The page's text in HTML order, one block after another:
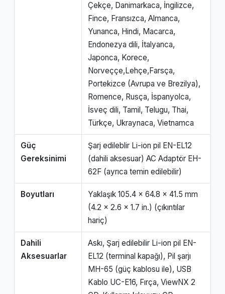
Çekçe, Danimarkaca, İngilizce,
Fince, Fransızca, Almanca,
Yunanca, Hindi, Macarca,
Endonezya dili, İtalyanca,
Japonca, Korece,
Norveççe,Lehçe,Farsça,
Portekizce (Avrupa ve Brezilya),
Romence, Rusça, İspanyolca,
İsveç dili, Tamil, Telugu, Thai,
Türkçe, Ukraynaca, Vietnamca
Güç
Gereksinimi
Şarj edileblir Li-ion pil EN-EL12
(dahili aksesuar) AC Adaptör EH-
62F (ayrıca temin edilebilir)
Boyutları
Yaklaşık 105.4 x 64.8 x 41.5 mm
(4.2 x 2.6 x 1.7 in.) (çıkıntılar
hariç)
Dahili
Aksesuarlar
Askı, Şarj edilebilir Li-ion pil EN-
EL12 (terminal kapağı), Pil şarjı
MH-65 (güç kablosu ile), USB
Kablo UC-E16, Fırça, ViewNX 2